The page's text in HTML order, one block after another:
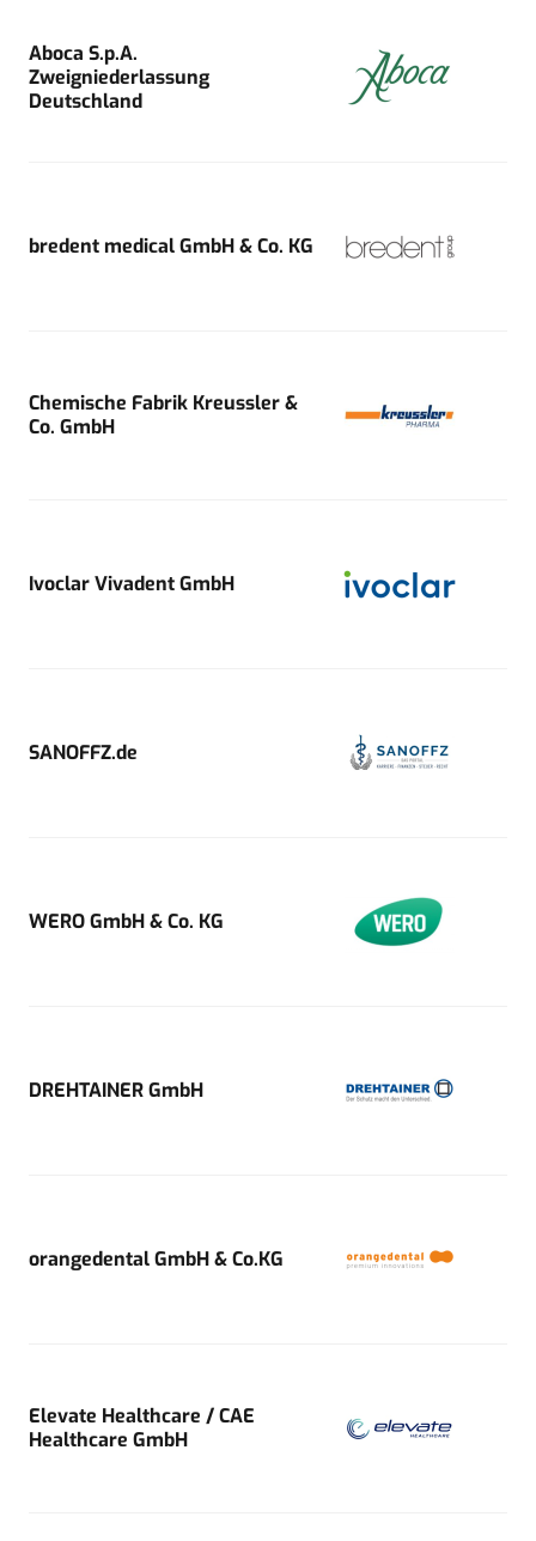
Aboca S.p.A.
Zweigniederlassung
Deutschland
bredent medical GmbH & Co. KG
Chemische Fabrik Kreussler &
Co. GmbH
Ivoclar Vivadent GmbH
SANOFFZ.de
WERO GmbH & Co. KG
DREHTAINER GmbH
orangedental GmbH & Co.KG
Elevate Healthcare / CAE
Healthcare GmbH